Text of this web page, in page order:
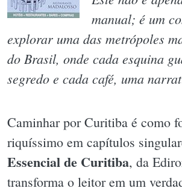
manual; é um
explorar uma das metrópoles
do Brasil, onde cada esquina
segredo e cada café, uma
Caminhar por Curitiba é como
riquíssimo em capítulos
Essencial de Curitiba, da
transforma o leitor em um